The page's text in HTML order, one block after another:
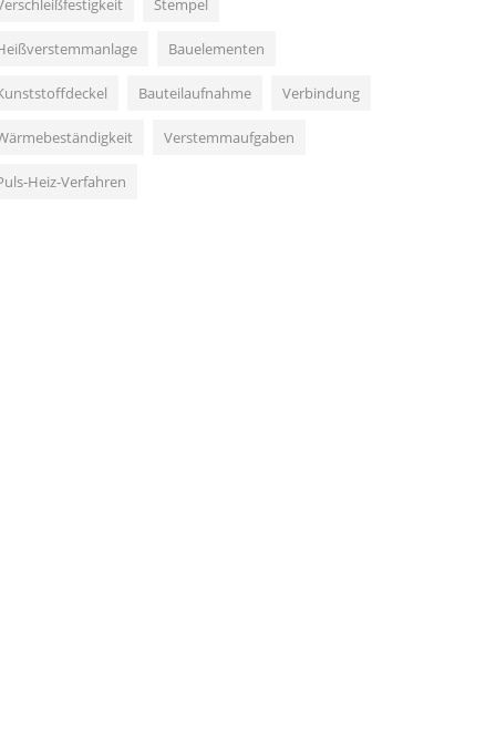
Stempel
Bauelementen
Bauteilaufnahme Verbindung
Verstemmaufgaben
Heiz-Verfahren